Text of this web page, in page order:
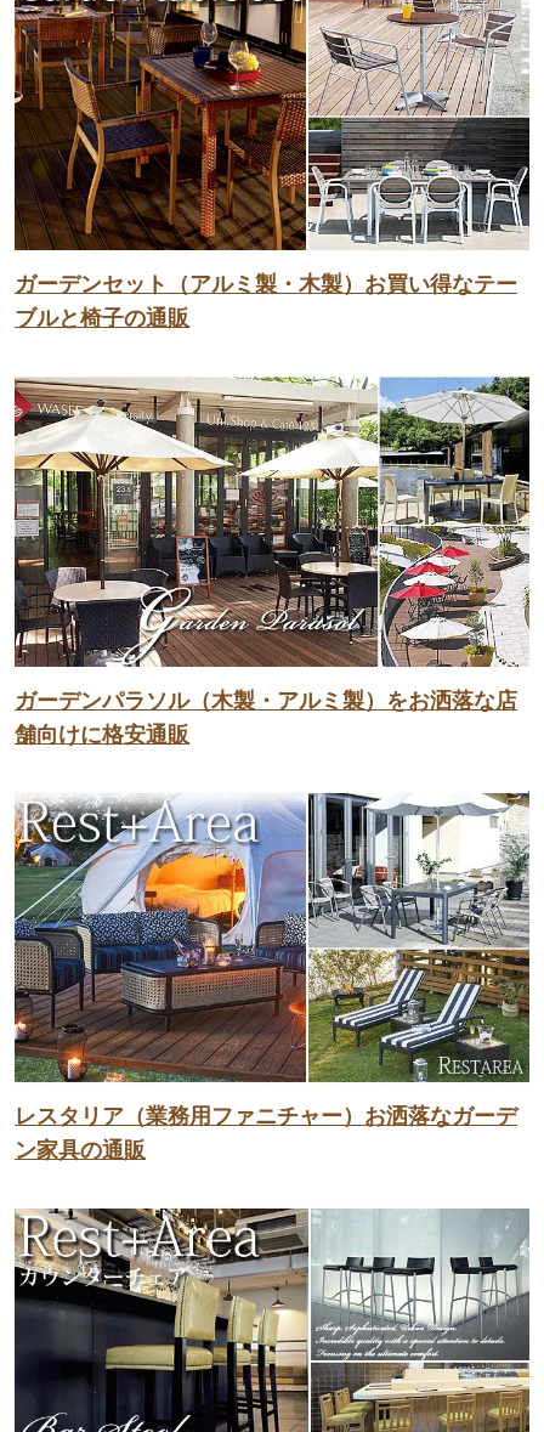
ガーデンセット（アルミ製・木製）お買い得なテー
ブルと椅子の通販
ガーデンパラソル（木製・アルミ製）をお洒落な店
舗向けに格安通販
レスタリア（業務用ファニチャー）お洒落なガーデ
ン家具の通販